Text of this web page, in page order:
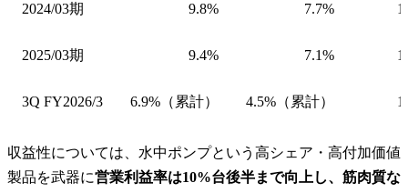
2024/03期 9.8% 7.7%
2025/03期 9.4% 7.1%
3Q FY2026/3 6.9%（累計） 4.5%（累計）
収益性については、水中ポンプという高シェア・高付加価値
製品を武器に営業利益率は10%台後半まで向上し、筋肉質な